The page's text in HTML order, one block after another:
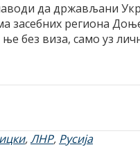
да држављани
засебних региона
ње без виза, само уз
,ЛНР, Русија